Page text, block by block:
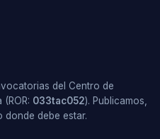
del Centro de
033tac052). Publicamos,
donde debe estar.